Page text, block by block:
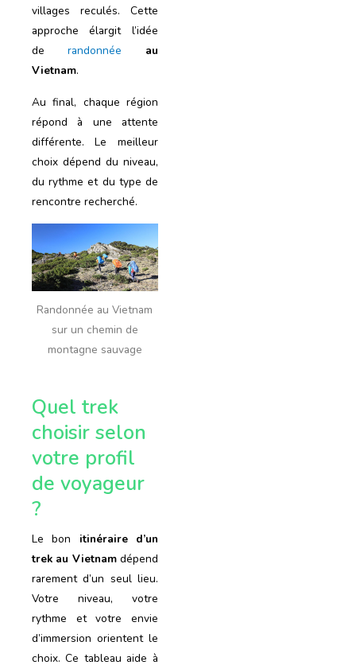
villages reculés. Cette
approche élargit l’idée
derandonnée
au
Vietnam.
Au final, chaque région
répond à une attente
différente. Le meilleur
choix dépend du niveau,
du rythme et du type de
rencontre recherché.
Randonnée au Vietnam
sur un chemin de
montagne sauvage
Quel trek
choisir selon
votre profil
de voyageur
?
Le bon itinéraire d’un
trek au Vietnamdépend
rarement d’un seul lieu.
Votre niveau, votre
rythme et votre envie
d’immersion orientent le
choix. Ce tableau aide à